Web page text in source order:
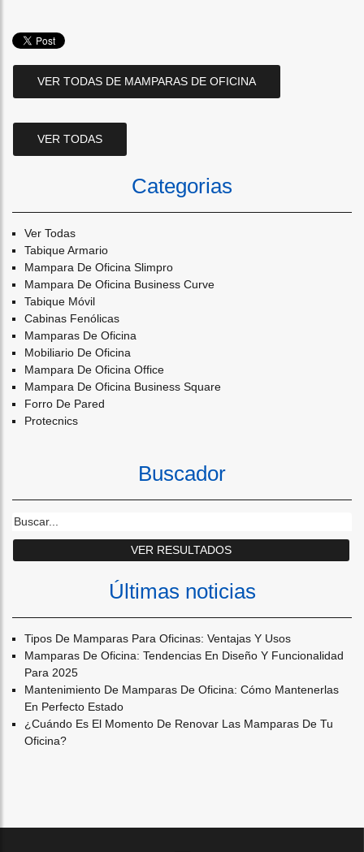
VER TODAS DE MAMPARAS DE OFICINA
VER TODAS
Categorias
Ver Todas
Tabique Armario
Mampara De Oficina Slimpro
Mampara De Oficina Business Curve
Tabique Móvil
Cabinas Fenólicas
Mamparas De Oficina
Mobiliario De Oficina
Mampara De Oficina Office
Mampara De Oficina Business Square
Forro De Pared
Protecnics
Buscador
Últimas noticias
Tipos De Mamparas Para Oficinas: Ventajas Y Usos
Mamparas De Oficina: Tendencias En Diseño Y Funcionalidad
Para 2025
Mantenimiento De Mamparas De Oficina: Cómo Mantenerlas
En Perfecto Estado
¿cuándo Es El Momento De Renovar Las Mamparas De Tu
Oficina?